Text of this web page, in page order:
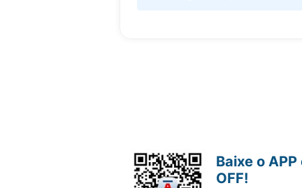
Baixe o
OFF!